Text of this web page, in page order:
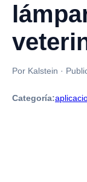
Por Kalstein ·
Categoría: